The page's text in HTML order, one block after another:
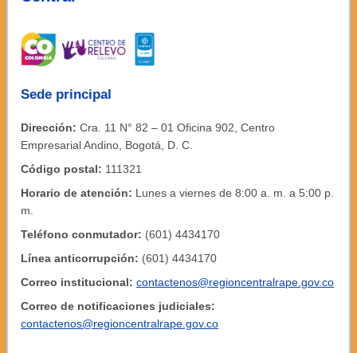
Sede principal
Dirección: Cra. 11 N° 82 – 01 Oficina 902, Centro
Empresarial Andino, Bogotá, D. C.
Código postal: 111321
Horario de atención: Lunes a viernes de 8:00 a. m. a 5:00 p.
m.
Teléfono conmutador: (601) 4434170
Línea anticorrupción: (601) 4434170
Correo institucional: contactenos@regioncentralrape.gov.co
Correo de notificaciones judiciales:
contactenos@regioncentralrape.gov.co